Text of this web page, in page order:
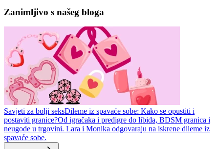
Zanimljivo s našeg bloga
Savjeti za bolji seksDileme iz spavaće sobe: Kako se opustiti i
postaviti granice?Od igračaka i predigre do libida, BDSM granica i
neugode u trgovini. Lara i Monika odgovaraju na iskrene dileme iz
spavaće sobe.